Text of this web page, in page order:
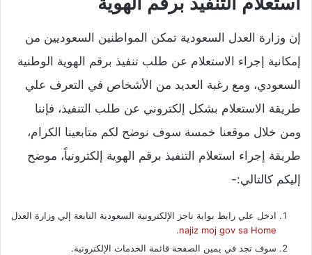
إن وزارة العدل السعودية تمكن المواطنين السعوديين من
إمكانية إجراء الاستعلام عن طلب تنفيذ برقم الهوية الوطنية
السعودي، ومع رغبة العديد من الأشخاص في التعرف علي
طريقة الاستعلام بشكل إلكتروني عن طلب التنفيذ، فإننا
ومن خلال موقعنا خمسة سوف نوضح لكم متابعينا الكرام،
طريقة إجراء استعلام التنفيذ برقم الهوية إلكترونياً، موضح
إليكم كالتالي:-
ادخل علي رابط بوابة ناجز الإلكترونية السعودية التابعة إلي وزارة العدل
najiz moj gov sa Home
.
سوف تجد في يمين الصفحة قائمة الخدمات الإلكترونية.